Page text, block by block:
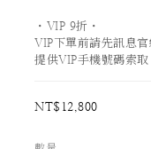
・VIP 9折・
VIP下單前請先訊息
提供VIP手機號碼索取
NT$12,800